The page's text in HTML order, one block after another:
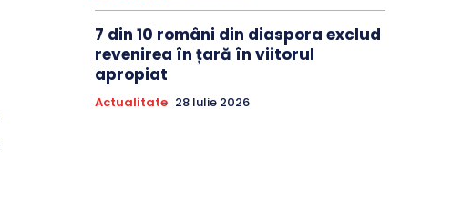
7 din 10 români din diaspora exclud
revenirea în țară în viitorul
apropiat
Actualitate 28 Iulie 2026